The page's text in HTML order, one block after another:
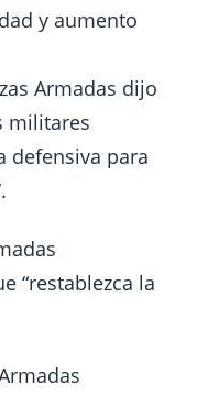
y aumento
Armadas dijo
militares
defensiva para
“restablezca la